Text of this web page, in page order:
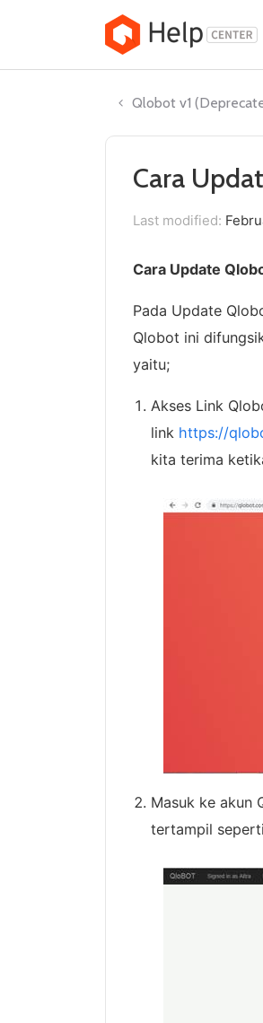
Qlobot v1
Cara
Last modified:
Cara Update
Pada Update
Qlobot ini
yaitu;
Akses Link
link https://
kita terima
Masuk ke akun
tertampil